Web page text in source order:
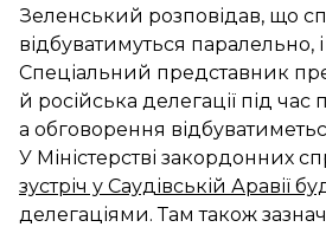
Зеленський розповідав, що
відбуватимуться паралельно,
Спеціальний представник
й російська делегації під час
а обговорення
У Міністерстві закордонних
зустріч у Саудівській Аравії
делегаціями. Там також